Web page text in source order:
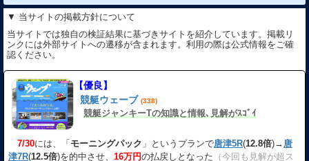
▼ 当サイトの掲載方針について
当サイトでは独自の検証結果に基づきサイトを紹介しています。掲載リ
ンクには外部サイトへの遷移が含まれます。利用の際は公式情報をご確
認ください。
【優良】
競艇ウェーブ (338)
競艇ジャンキーTの知識と情報､見解がｽｺﾞｲ
7/30には、「 モーニングパック 」というプランで唐津5R(12.8倍)→ 唐
津7R(12.5倍)を的中させ、 16万円の払戻しとなった （今回も見解が超ス